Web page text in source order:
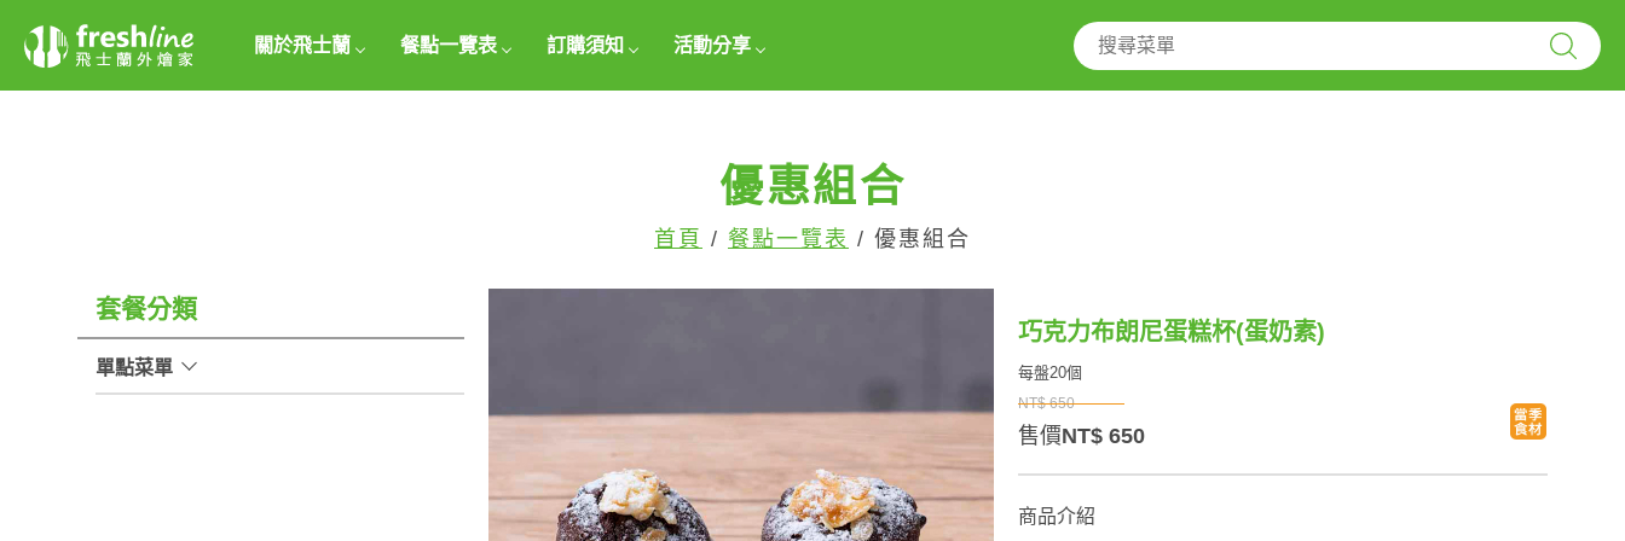
關於飛士蘭 餐點一覽表 訂購須知 活動分享
優惠組合
首頁 / 餐點一覽表 / 優惠組合
套餐分類
單點菜單
巧克力布朗尼蛋糕杯(蛋奶素)
每盤20個
NT$ 650
售價NT$ 650
商品介紹